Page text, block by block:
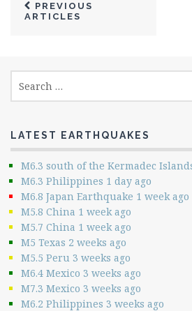
PREVIOUS
ARTICLES
LATEST EARTHQUAKES
M6.3 south of the Kermadec
M6.3 Philippines 1 day ago
M6.8 Japan Earthquake 1 week ago
M5.8 China 1 week ago
M5.7 China 1 week ago
M5 Texas 2 weeks ago
M5.5 Peru 3 weeks ago
M6.4 Mexico 3 weeks ago
M7.3 Mexico 3 weeks ago
M6.2 Philippines 3 weeks ago